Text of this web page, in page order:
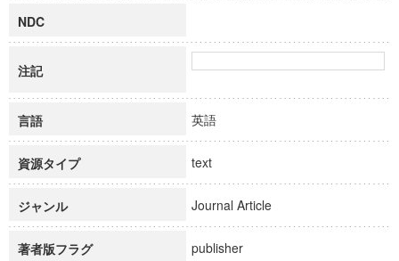
NDC
注記
言語 英語
資源タイプ text
ジャンル Journal Article
著者版フラグ publisher